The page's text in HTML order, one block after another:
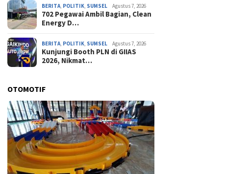
BERITA, POLITIK, SUMSEL Agustus 7, 2026
702 Pegawai Ambil Bagian, Clean
Energy D…
BERITA, POLITIK, SUMSEL Agustus 7, 2026
Kunjungi Booth PLN di GIIAS
2026, Nikmat…
OTOMOTIF